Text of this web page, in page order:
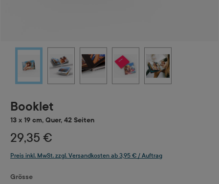
Booklet
13 x 19 cm, Quer, 42 Seiten
29,35 €
Preis inkl. MwSt. zzgl. Versandkosten ab 3,95 € / Auftrag
Grösseauswählen